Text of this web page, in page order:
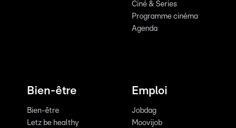
Ciné & Series
Programme cinéma
Agenda
Bien-être
Bien-être
Letz be healthy
Emploi
Jobdag
Moovijob